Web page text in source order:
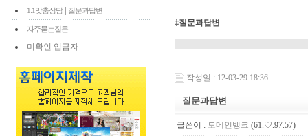
1:1맞춤상담| 질문과답변
자주묻는질문
미확인 입금자
‡질문과답변
작성일 : 12-03-29 18:36
질문과답변
글쓴이 : 도메인뱅크 (61.♡.97.57)